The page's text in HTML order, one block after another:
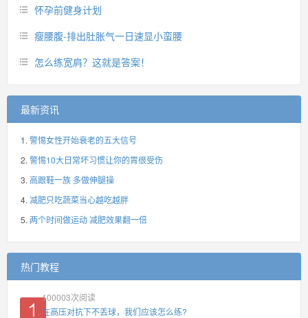
怀孕前健身计划
瘦腰腹-排出肚胀气一日速显小蛮腰
怎么练宽肩？这就是答案！
最新资讯
警惕女性开始衰老的五大信号
警惕10大日常坏习惯让你的胃很受伤
高跟鞋一族 多做伸腿操
减肥只吃蔬菜当心越吃越胖
两个时间做运动 减肥效果翻一倍
热门教程
100003次阅读
在高压对抗下不丢球，我们应该怎么练?